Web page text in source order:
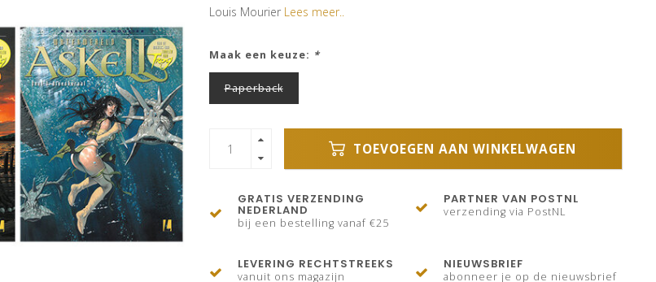
Louis Mourier Lees meer..
Maak een keuze: *
Paperback
TOEVOEGEN AAN WINKELWAGEN
GRATIS VERZENDING
NEDERLAND
bij een bestelling vanaf €25
PARTNER VAN POSTNL
verzending via PostNL
LEVERING RECHTSTREEKS
vanuit ons magazijn
NIEUWSBRIEF
abonneer je op de nieuwsbrief